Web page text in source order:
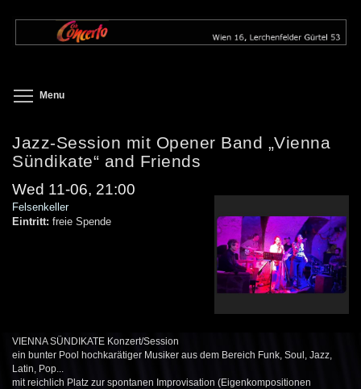
content
Menu
Jazz-Session mit Opener Band „Vienna
Sündikate“ and Friends
Wed 11-06, 21:00
Felsenkeller
Eintritt: freie Spende
VIENNA SÜNDIKATE Konzert/Session
ein bunter Pool hochkarätiger Musiker aus dem Bereich Funk, Soul, Jazz,
Latin, Pop...
mit reichlich Platz zur spontanen Improvisation (Eigenkompositionen